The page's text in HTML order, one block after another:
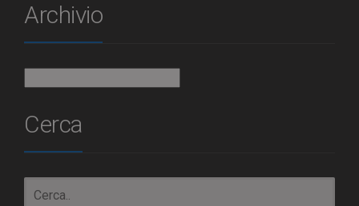
Archivio
Cerca